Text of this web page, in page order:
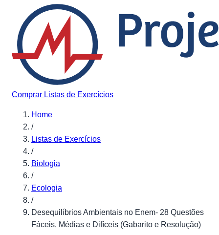
Pular para o conteúdo
Comprar Listas de Exercícios
Home
/
Listas de Exercícios
/
Biologia
/
Ecologia
/
Desequilíbrios Ambientais no Enem- 28 Questões
Fáceis, Médias e Difíceis (Gabarito e Resolução)